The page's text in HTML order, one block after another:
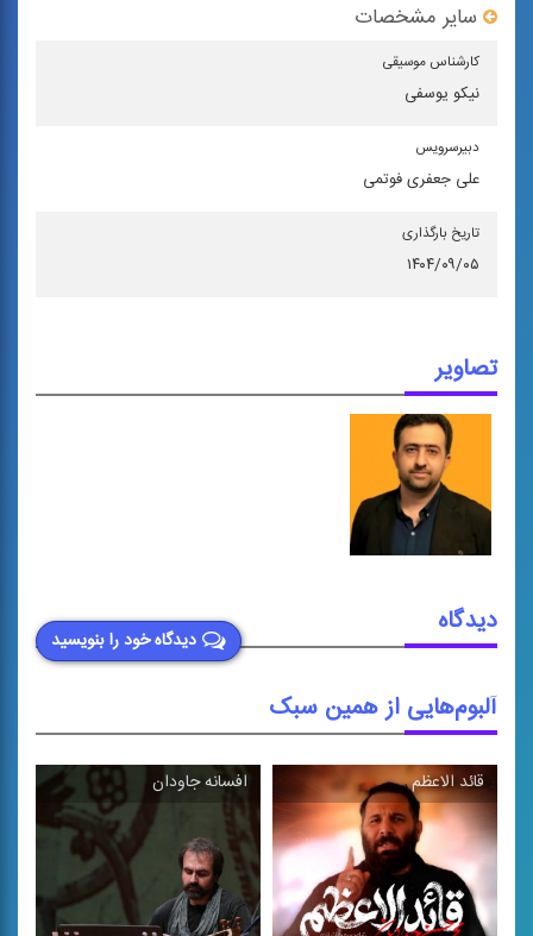
سایر مشخصات
كارشناس موسیقی
نیکو یوسفی
دبیرسرویس
علی جعفری فوتمی
تاریخ بارگذاری
۱۴۰۴/۰۹/۰۵
تصاویر
دیدگاه خود را بنویسید
دیدگاه
آلبوم‌هایی از همین سبک
قائد الاعظم\ افسانه جاودان